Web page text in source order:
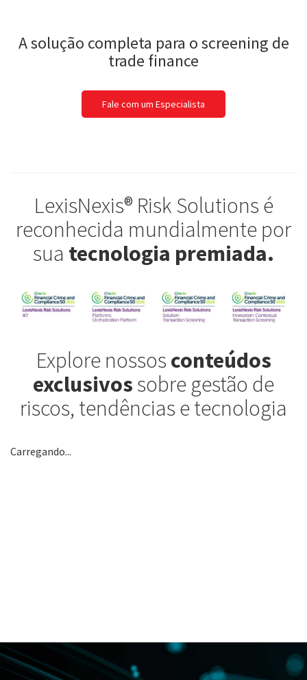
A solução completa para o screening de
trade finance
Fale com um Especialista
LexisNexis® Risk Solutions é
reconhecida mundialmente por
sua tecnologia premiada.
Explore nossos conteúdos
exclusivos sobre gestão de
riscos, tendências e tecnologia
Carregando...